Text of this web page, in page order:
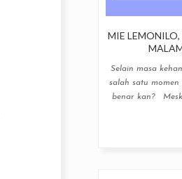
MIE
Selain masa
salah satu
benar kan?